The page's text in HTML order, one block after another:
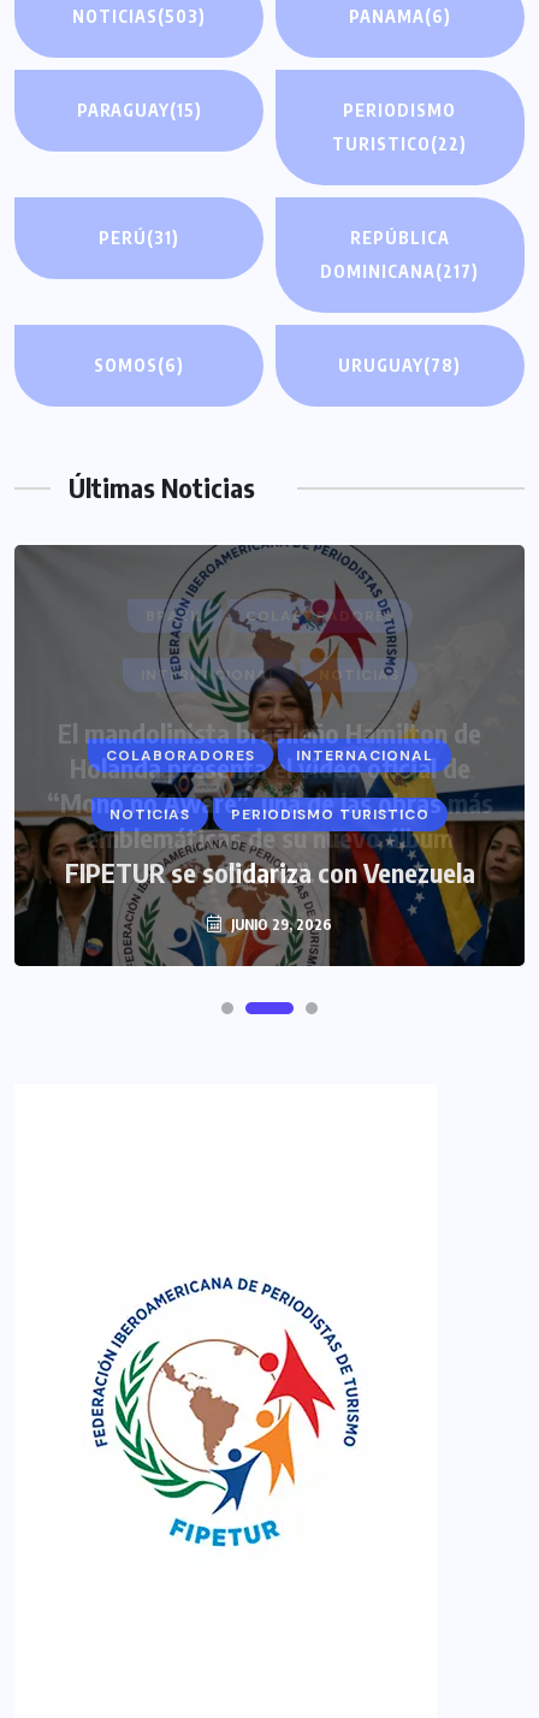
NOTICIAS(503) PANAMA(6)
PARAGUAY(15)
PERIODISMO
TURISTICO(22)
PERÚ(31)
REPÚBLICA
DOMINICANA(217)
SOMOS(6) URUGUAY(78)
Últimas Noticias
COLABORADORES INTERNACIONAL
NOTICIAS PERIODISMO TURISTICO
FIPETUR se solidariza con Venezuela
JUNIO 29, 2026